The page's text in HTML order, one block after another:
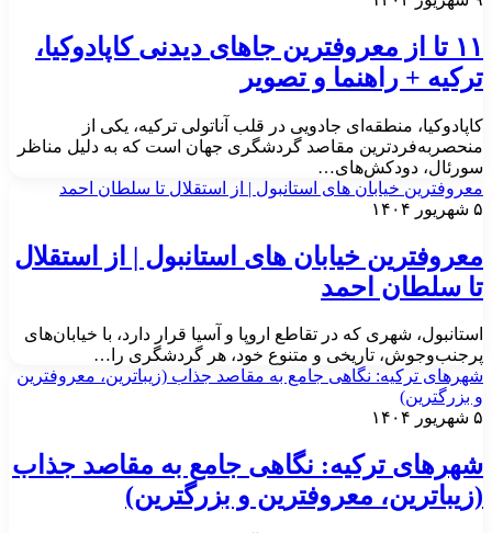
۱۱ تا از معروفترین جاهای دیدنی کاپادوکیا،
+‌ راهنما و تصویر
منطقه‌ای جادویی در قلب آناتولی ترکیه، یکی از
مقاصد گردشگری جهان است که به دلیل مناظر
دودکش‌های…
خیابان های استانبول | از استقلال تا سلطان احمد
خیابان های استانبول | از استقلال
سلطان احمد
شهری که در تقاطع اروپا و آسیا قرار دارد، با خیابان‌های
تاریخی و متنوع خود، هر گردشگری را…
ترکیه: نگاهی جامع به مقاصد جذاب (زیباترین، معروفترین
بزرگترین)
ترکیه: نگاهی جامع به مقاصد جذاب
معروفترین و بزرگترین)